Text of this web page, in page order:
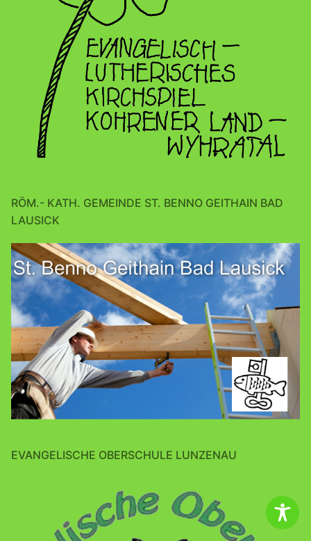
RÖM.- KATH. GEMEINDE ST. BENNO GEITHAIN BAD
LAUSICK
EVANGELISCHE OBERSCHULE LUNZENAU